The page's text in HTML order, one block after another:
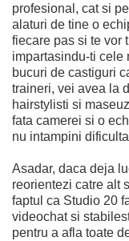
profesional, cat si
alaturi de tine o
fiecare pas si te vor
impartasindu-ti cele
bucuri de castiguri
traineri, vei avea la
hairstylisti si
fata camerei si o
nu intampini
Asadar, daca deja
reorientezi catre alt
faptul ca Studio 20
videochat si
pentru a afla toate